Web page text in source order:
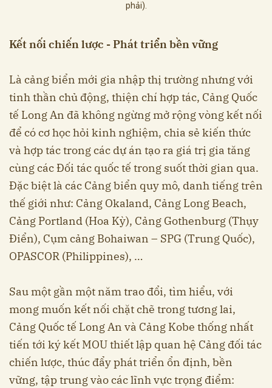
phải).
Kết nối chiến lược - Phát triển bền vững
Là cảng biển mới gia nhập thị trường nhưng với
tinh thần chủ động, thiện chí hợp tác, Cảng Quốc
tế Long An đã không ngừng mở rộng vòng kết nối
để có cơ học hỏi kinh nghiệm, chia sẻ kiến thức
và hợp tác trong các dự án tạo ra giá trị gia tăng
cùng các Đối tác quốc tế trong suốt thời gian qua.
Đặc biệt là các Cảng biển quy mô, danh tiếng trên
thế giới như: Cảng Okaland, Cảng Long Beach,
Cảng Portland (Hoa Kỳ), Cảng Gothenburg (Thụy
Điển), Cụm cảng Bohaiwan – SPG (Trung Quốc),
OPASCOR (Philippines), …
Sau một gần một năm trao đổi, tìm hiểu, với
mong muốn kết nối chặt chẽ trong tương lai,
Cảng Quốc tế Long An và Cảng Kobe thống nhất
tiến tới ký kết MOU thiết lập quan hệ Cảng đối tác
chiến lược, thúc đẩy phát triển ổn định, bền
vững, tập trung vào các lĩnh vực trọng điểm: